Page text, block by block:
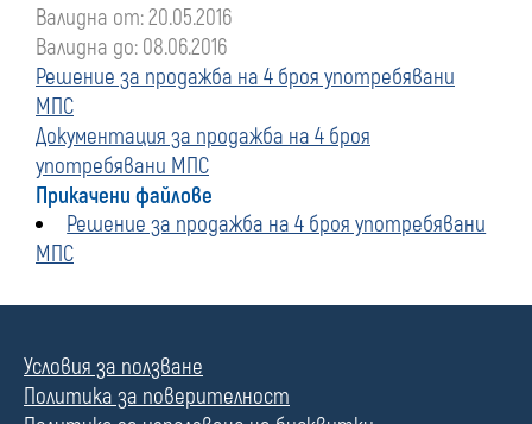
Валидна от: 20.05.2016
Валидна до: 08.06.2016
Решение за продажба на 4 броя употребявани
МПС
Документация за продажба на 4 броя
употребявани МПС
Прикачени файлове
Решение за продажба на 4 броя употребявани
МПС
Условия за ползване
Политика за поверителност